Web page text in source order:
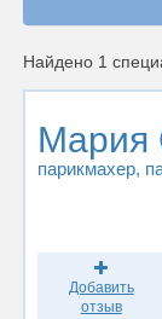
Найдено 1
Мария
парикмахер,
Добавить
отзыв